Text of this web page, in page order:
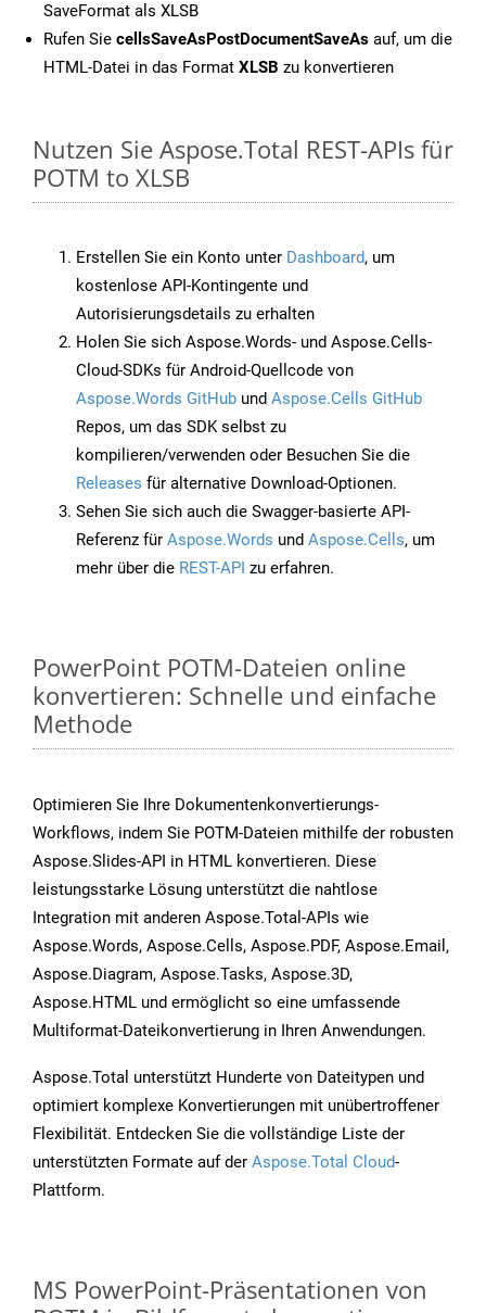
SaveFormat als XLSB
Rufen Sie cellsSaveAsPostDocumentSaveAs auf, um die
HTML-Datei in das Format XLSB zu konvertieren
Nutzen Sie Aspose.Total REST-APIs für
POTM to XLSB
Erstellen Sie ein Konto unter Dashboard, um
kostenlose API-Kontingente und
Autorisierungsdetails zu erhalten
Holen Sie sich Aspose.Words- und Aspose.Cells-
Cloud-SDKs für Android-Quellcode von
Aspose.Words GitHub und Aspose.Cells GitHub
Repos, um das SDK selbst zu
kompilieren/verwenden oder Besuchen Sie die
Releases für alternative Download-Optionen.
Sehen Sie sich auch die Swagger-basierte API-
Referenz für Aspose.Words und Aspose.Cells, um
mehr über die REST-API zu erfahren.
PowerPoint POTM-Dateien online
konvertieren: Schnelle und einfache
Methode
Optimieren Sie Ihre Dokumentenkonvertierungs-
Workflows, indem Sie POTM-Dateien mithilfe der robusten
Aspose.Slides-API in HTML konvertieren. Diese
leistungsstarke Lösung unterstützt die nahtlose
Integration mit anderen Aspose.Total-APIs wie
Aspose.Words, Aspose.Cells, Aspose.PDF, Aspose.Email,
Aspose.Diagram, Aspose.Tasks, Aspose.3D,
Aspose.HTML und ermöglicht so eine umfassende
Multiformat-Dateikonvertierung in Ihren Anwendungen.
Aspose.Total unterstützt Hunderte von Dateitypen und
optimiert komplexe Konvertierungen mit unübertroffener
Flexibilität. Entdecken Sie die vollständige Liste der
unterstützten Formate auf der Aspose.Total Cloud-
Plattform.
MS PowerPoint-Präsentationen von